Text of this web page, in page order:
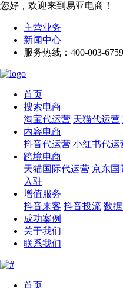
您好，欢迎来到易亚电商！
主营业务
新闻中心
服务热线：400-003-6759
首页
搜索电商
淘宝代运营 天猫代运营
内容电商
抖音代运营 小红书代运
跨境电商
天猫国际代运营 京东国
入驻
增值服务
抖音来客 抖音投流 数
成功案例
关于我们
联系我们
首页